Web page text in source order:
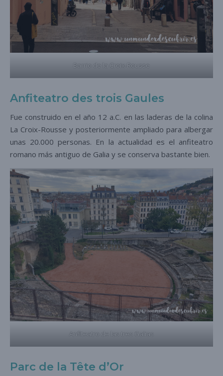
Barrio de la Croix-Rousse
Anfiteatro des trois Gaules
Fue construido en el año 12 a.C. en las laderas de la colina
La Croix-Rousse y posteriormente ampliado para albergar
unas 20.000 personas. En la actualidad es el anfiteatro
romano más antiguo de Galia y se conserva bastante bien.
Anfiteatro de las tres Galias
Parc de la Tête d’Or